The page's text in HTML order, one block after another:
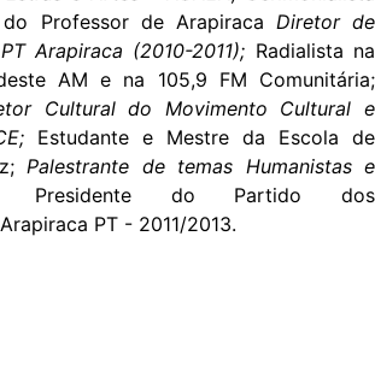
Professor de Arapiraca Diretor de
Arapiraca (2010-2011); Radialista na
AM e na 105,9 FM Comunitária;
Cultural do Movimento Cultural e
Estudante e Mestre da Escola de
Palestrante de temas Humanistas e
Presidente do Partido dos
PT - 2011/2013.